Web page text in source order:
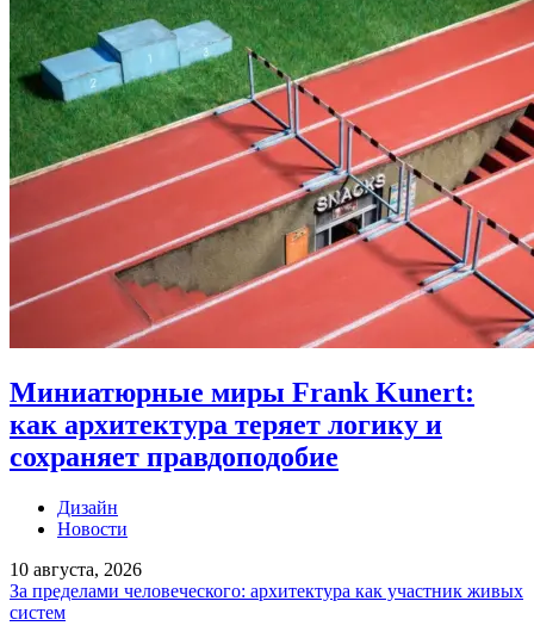
Миниатюрные миры Frank Kunert:
как архитектура теряет логику и
сохраняет правдоподобие
Дизайн
Новости
10 августа, 2026
За пределами человеческого: архитектура как участник живых
систем